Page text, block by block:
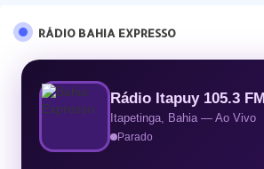
RÁDIO BAHIA EXPRESSO
Rádio Itapuy 105.3 FM
Itapetinga, Bahia — Ao Vivo
Parado